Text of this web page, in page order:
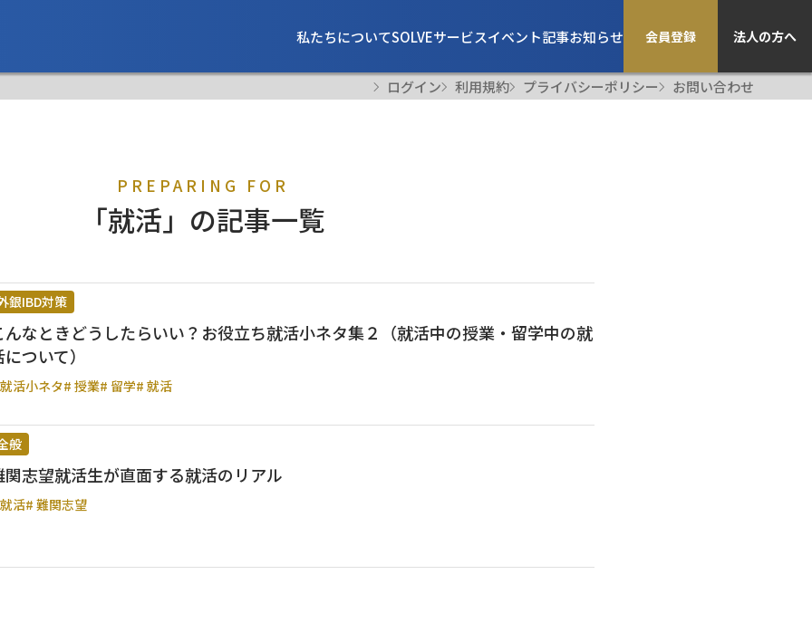
私たちについてSOLVEサービスイベント記事お知らせ 会員登録 法人の方へ
ログイン 利用規約 プライバシーポリシー お問い合わせ
PREPARING FOR
「就活」の記事一覧
銀IBD対策
んなときどうしたらいい？お役立ち就活小ネタ集２（就活中の授業・留学中の就
ついて）
活小ネタ# 授業# 留学# 就活
般
関志望就活生が直面する就活のリアル
活# 難関志望